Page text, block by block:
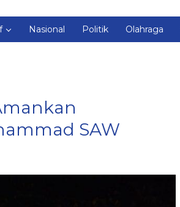
Nasional Politik Olahraga
SAW